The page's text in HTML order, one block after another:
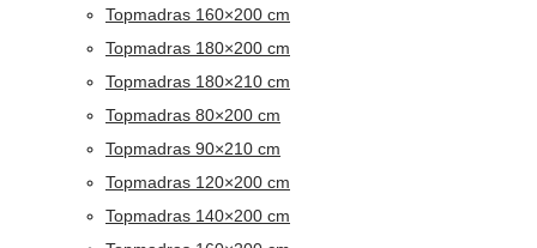
Topmadras 160×200 cm
Topmadras 180×200 cm
Topmadras 180×210 cm
Topmadras 80×200 cm
Topmadras 90×210 cm
Topmadras 120×200 cm
Topmadras 140×200 cm